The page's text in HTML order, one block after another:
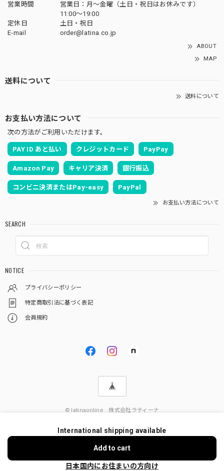
営業時間
営業日：月〜金曜（土日・祝日はお休みです）
11:00〜19:00
定休日
土日・祝日
E-mail
order@latina.co.jp
ABOUT
MAP
送料について
送料について
お支払い方法について
次の方法がご利用いただけます。
PAY ID あと払い クレジットカード PayPay
Amazon Pay キャリア決済 銀行振込
コンビニ決済またはPay-easy PayPal
お支払い方法について
SEARCH
NOTICE
プライバシーポリシー
特定商取引法に基づく表記
会員規約
© latinaonline 株式会社ラティーナ
International shipping available
Add to cart
日本国内にお住まいの方向け